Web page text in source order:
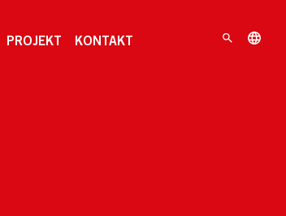
PROJEKT KONTAKT